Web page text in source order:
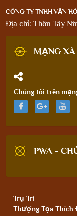
CÔNG TY TNHH VĂN
Địa chỉ: Thôn Tây
MẠNG
Chúng tôi trên
PWA -
Trụ Trì
Thượng Tọa Thích